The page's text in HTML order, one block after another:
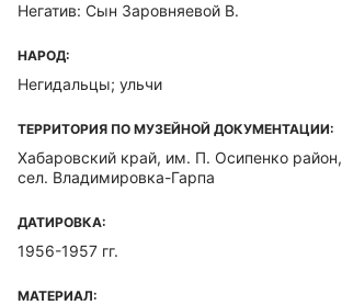
Негатив: Сын Заровняевой В.
НАРОД:
Негидальцы; ульчи
ТЕРРИТОРИЯ ПО МУЗЕЙНОЙ ДОКУМЕНТАЦИИ:
Хабаровский край, им. П. Осипенко район,
сел. Владимировка-Гарпа
ДАТИРОВКА:
1956-1957 гг.
МАТЕРИАЛ: